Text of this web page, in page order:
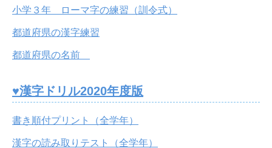
小学３年 ローマ字の練習（訓令式）
都道府県の漢字練習
都道府県の名前
♥漢字ドリル2020年度版
書き順付プリント（全学年）
漢字の読み取りテスト（全学年）